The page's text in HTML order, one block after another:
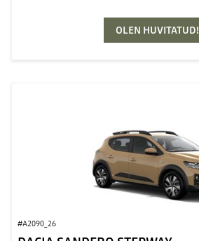
OLEN HUVITATUD!
#A2090_26